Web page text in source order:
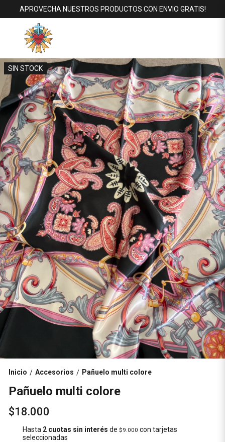
APROVECHA NUESTROS PRODUCTOS CON ENVIO GRATIS!
SIN STOCK
Inicio / Accesorios / Pañuelo multi colore
Pañuelo multi colore
$18.000
Hasta 2 cuotas sin interés de $9.000 con tarjetas
seleccionadas